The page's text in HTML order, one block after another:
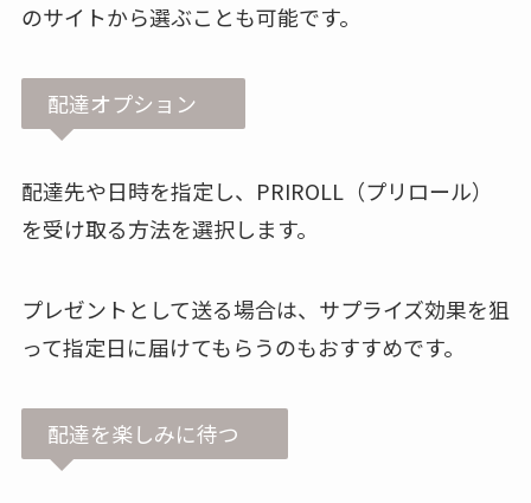
のサイトから選ぶことも可能です。
配達オプション
配達先や日時を指定し、PRIROLL（プリロール）
を受け取る方法を選択します。
プレゼントとして送る場合は、サプライズ効果を狙
って指定日に届けてもらうのもおすすめです。
配達を楽しみに待つ